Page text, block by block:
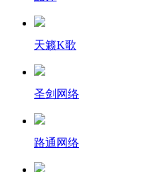
天籁K歌
圣剑网络
路通网络